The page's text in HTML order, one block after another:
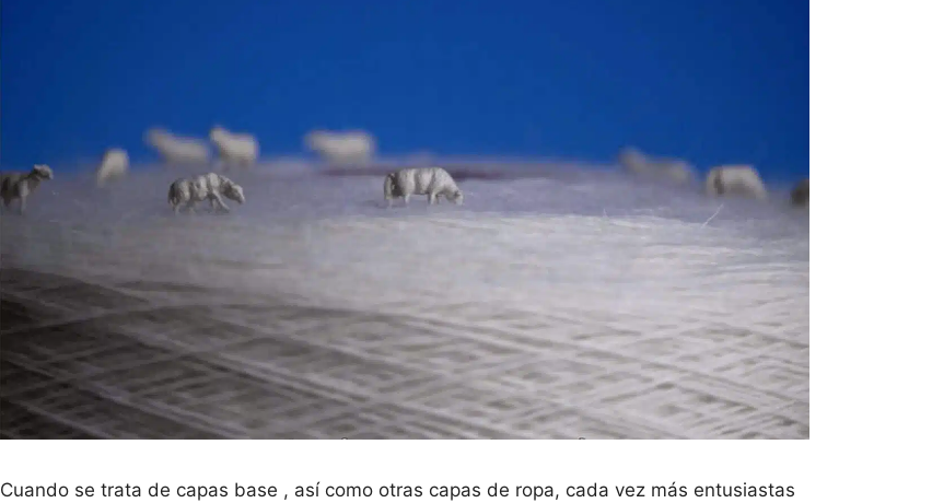
Cuando se trata de capas base , así como otras capas de ropa, cada vez más entusiastas